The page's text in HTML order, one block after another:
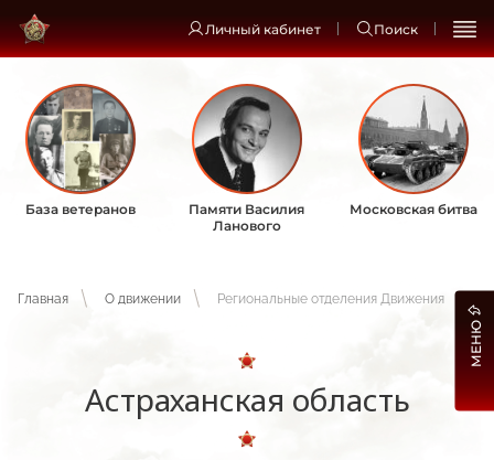
Личный кабинет Поиск
База ветеранов
Памяти Василия
Ланового
Московская битва
Главная О движении Региональные отделения Движения
Астраханская область
МЕНЮ